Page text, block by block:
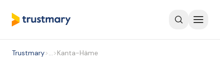
Trustmary>…>Kanta-Häme